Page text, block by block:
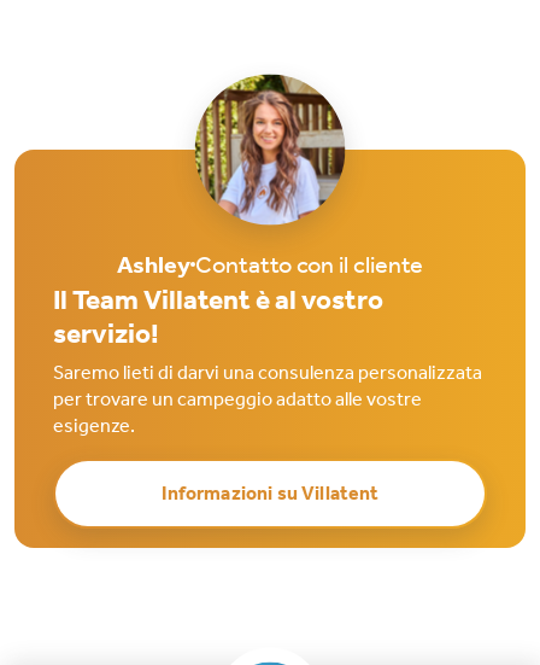
Ashley Contatto con il cliente
Il Team Villatent è al vostro
servizio!
Saremo lieti di darvi una consulenza personalizzata
per trovare un campeggio adatto alle vostre
esigenze.
Informazioni su Villatent